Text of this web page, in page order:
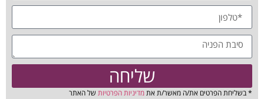
שליחה
* בשליחת הפרטים את/ה מאשר/ת אתמדיניות הפרטיות של האתר